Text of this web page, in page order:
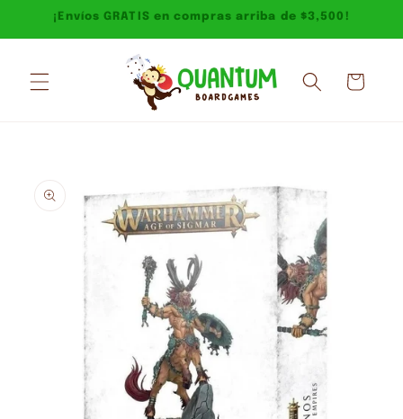
directamente
al contenido
¡Envíos GRATIS en compras arriba de $3,500!
Carrito
información
del producto